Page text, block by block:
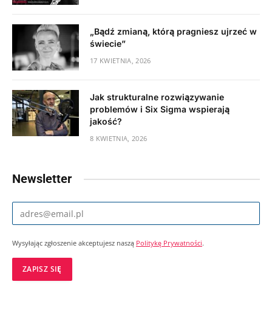
„Bądź zmianą, którą pragniesz ujrzeć w
świecie”
17 KWIETNIA, 2026
Jak strukturalne rozwiązywanie
problemów i Six Sigma wspierają
jakość?
8 KWIETNIA, 2026
Newsletter
Wysyłając zgłoszenie akceptujesz naszą Politykę Prywatności.